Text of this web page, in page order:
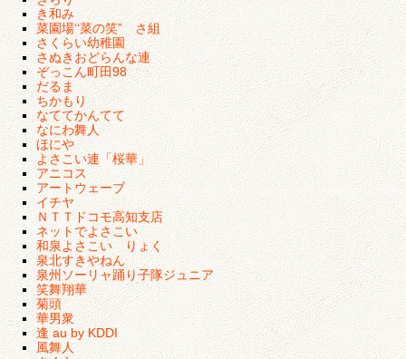
き和み
菜園場‘‘菜の笑” さ組
さくらい幼稚園
さぬきおどらんな連
ぞっこん町田98
だるま
ちかもり
なててかんてて
なにわ舞人
ほにや
よさこい連「桜華」
アニコス
アートウェーブ
イチヤ
ＮＴＴドコモ高知支店
ネットでよさこい
和泉よさこい りょく
泉北すきやねん
泉州ソーリャ踊り子隊ジュニア
笑舞翔華
菊頭
華男衆
逢 au by KDDI
風舞人